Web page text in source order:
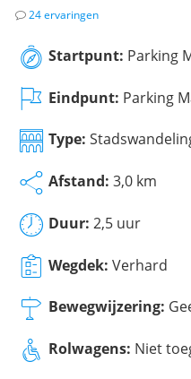
24 ervaringen
Startpunt: Parking
Eindpunt: Parking
Type:
Afstand: 3,0 km
Duur: 2,5 uur
Wegdek: Verhard
Bewegwijzering:
Rolwagens: Niet